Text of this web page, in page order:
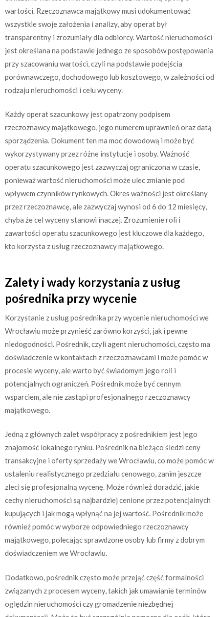
wartości. Rzeczoznawca majątkowy musi udokumentować
wszystkie swoje założenia i analizy, aby operat był
transparentny i zrozumiały dla odbiorcy. Wartość nieruchomości
jest określana na podstawie jednego ze sposobów postępowania
przy szacowaniu wartości, czyli na podstawie podejścia
porównawczego, dochodowego lub kosztowego, w zależności od
rodzaju nieruchomości i celu wyceny.
Każdy operat szacunkowy jest opatrzony podpisem
rzeczoznawcy majątkowego, jego numerem uprawnień oraz datą
sporządzenia. Dokument ten ma moc dowodową i może być
wykorzystywany przez różne instytucje i osoby. Ważność
operatu szacunkowego jest zazwyczaj ograniczona w czasie,
ponieważ wartość nieruchomości może ulec zmianie pod
wpływem czynników rynkowych. Okres ważności jest określany
przez rzeczoznawcę, ale zazwyczaj wynosi od 6 do 12 miesięcy,
chyba że cel wyceny stanowi inaczej. Zrozumienie roli i
zawartości operatu szacunkowego jest kluczowe dla każdego,
kto korzysta z usług rzeczoznawcy majątkowego.
Zalety i wady korzystania z usług
pośrednika przy wycenie
Korzystanie z usług pośrednika przy wycenie nieruchomości we
Wrocławiu może przynieść zarówno korzyści, jak i pewne
niedogodności. Pośrednik, czyli agent nieruchomości, często ma
doświadczenie w kontaktach z rzeczoznawcami i może pomóc w
procesie wyceny, ale warto być świadomym jego roli i
potencjalnych ograniczeń. Pośrednik może być cennym
wsparciem, ale nie zastąpi profesjonalnego rzeczoznawcy
majątkowego.
Jedną z głównych zalet współpracy z pośrednikiem jest jego
znajomość lokalnego rynku. Pośrednik na bieżąco śledzi ceny
transakcyjne i oferty sprzedaży we Wrocławiu, co może pomóc w
ustaleniu realistycznego przedziału cenowego, zanim jeszcze
zleci się profesjonalną wycenę. Może również doradzić, jakie
cechy nieruchomości są najbardziej cenione przez potencjalnych
kupujących i jak mogą wpłynąć na jej wartość. Pośrednik może
również pomóc w wyborze odpowiedniego rzeczoznawcy
majątkowego, polecając sprawdzone osoby lub firmy z dobrym
doświadczeniem we Wrocławiu.
Dodatkowo, pośrednik często może przejąć część formalności
związanych z procesem wyceny, takich jak umawianie terminów
oględzin nieruchomości czy gromadzenie niezbędnej